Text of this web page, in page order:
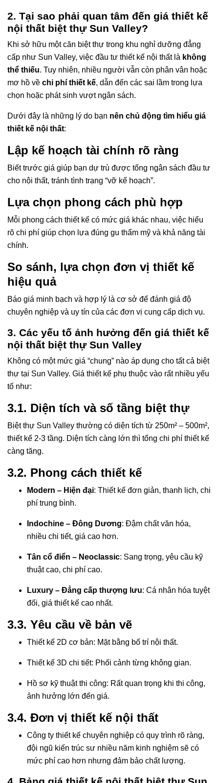
2. Tại sao phải quan tâm đến giá thiết kế
nội thất biệt thự Sun Valley?
Khi sở hữu một căn biệt thự trong khu nghỉ dưỡng đẳng
cấp như Sun Valley, việc đầu tư thiết kế nội thất là không
thể thiếu. Tuy nhiên, nhiều người vẫn còn phân vân hoặc
mơ hồ về chi phí thiết kế, dẫn đến các sai lầm trong lựa
chọn hoặc phát sinh vượt ngân sách.
Dưới đây là những lý do bạn nên chủ động tìm hiểu giá
thiết kế nội thất:
Lập kế hoạch tài chính rõ ràng
Biết trước giá giúp bạn dự trù được tổng ngân sách đầu tư
cho nội thất, tránh tình trạng “vỡ kế hoạch”.
Lựa chọn phong cách phù hợp
Mỗi phong cách thiết kế có mức giá khác nhau, việc hiểu
rõ chi phí giúp chọn lựa đúng gu thẩm mỹ và khả năng tài
chính.
So sánh, lựa chọn đơn vị thiết kế
hiệu quả
Báo giá minh bạch và hợp lý là cơ sở để đánh giá độ
chuyên nghiệp và uy tín của các đơn vị cung cấp dịch vụ.
3. Các yếu tố ảnh hưởng đến giá thiết kế
nội thất biệt thự Sun Valley
Không có một mức giá “chung” nào áp dụng cho tất cả biệt
thự tại Sun Valley. Giá thiết kế phụ thuộc vào rất nhiều yếu
tố như:
3.1. Diện tích và số tầng biệt thự
Biệt thự Sun Valley thường có diện tích từ 250m² – 500m²,
thiết kế 2-3 tầng. Diện tích càng lớn thì tổng chi phí thiết kế
càng tăng.
3.2. Phong cách thiết kế
Modern – Hiện đại: Thiết kế đơn giản, thanh lịch, chi
phí trung bình.
Indochine – Đông Dương: Đậm chất văn hóa,
nhiều chi tiết, giá cao hơn.
Tân cổ điển – Neoclassic: Sang trọng, yêu cầu kỹ
thuật cao, chi phí cao.
Luxury – Đẳng cấp thượng lưu: Cá nhân hóa tuyệt
đối, giá thiết kế cao nhất.
3.3. Yêu cầu về bản vẽ
Thiết kế 2D cơ bản: Mặt bằng bố trí nội thất.
Thiết kế 3D chi tiết: Phối cảnh từng không gian.
Hồ sơ kỹ thuật thi công: Rất quan trọng khi thi công,
ảnh hưởng lớn đến giá.
3.4. Đơn vị thiết kế nội thất
Công ty thiết kế chuyên nghiệp có quy trình rõ ràng,
đội ngũ kiến trúc sư nhiều năm kinh nghiệm sẽ có
mức phí cao hơn nhưng đảm bảo chất lượng.